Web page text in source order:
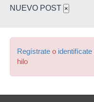
NUEVO POST ×
Regístrate o identifícate
hilo